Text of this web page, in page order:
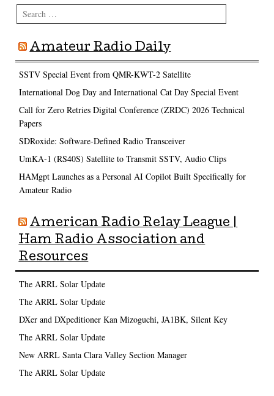
Search
Amateur Radio Daily
SSTV Special Event from QMR-KWT-2 Satellite
International Dog Day and International Cat Day Special Event
Call for Zero Retries Digital Conference (ZRDC) 2026 Technical
Papers
SDRoxide: Software-Defined Radio Transceiver
UmKA-1 (RS40S) Satellite to Transmit SSTV, Audio Clips
HAMgpt Launches as a Personal AI Copilot Built Specifically for
Amateur Radio
American Radio Relay League |
Ham Radio Association and
Resources
The ARRL Solar Update
The ARRL Solar Update
DXer and DXpeditioner Kan Mizoguchi, JA1BK, Silent Key
The ARRL Solar Update
New ARRL Santa Clara Valley Section Manager
The ARRL Solar Update